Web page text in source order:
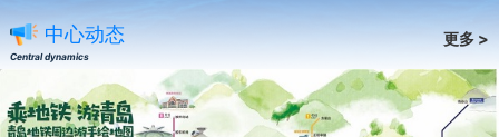
中心动态
Central dynamics
更多 >